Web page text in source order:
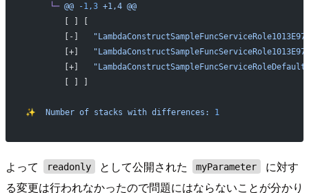
     └─
@@ -1,3 +1,4 @@
        [ ] [
        [-]
        [+]
        [+]
        [ ] ]
✨
  Number
of stacks with differences: 1
よって readonly として公開された myParameter
に対す
る変更は行われなかったので問題にはならないことが分かり